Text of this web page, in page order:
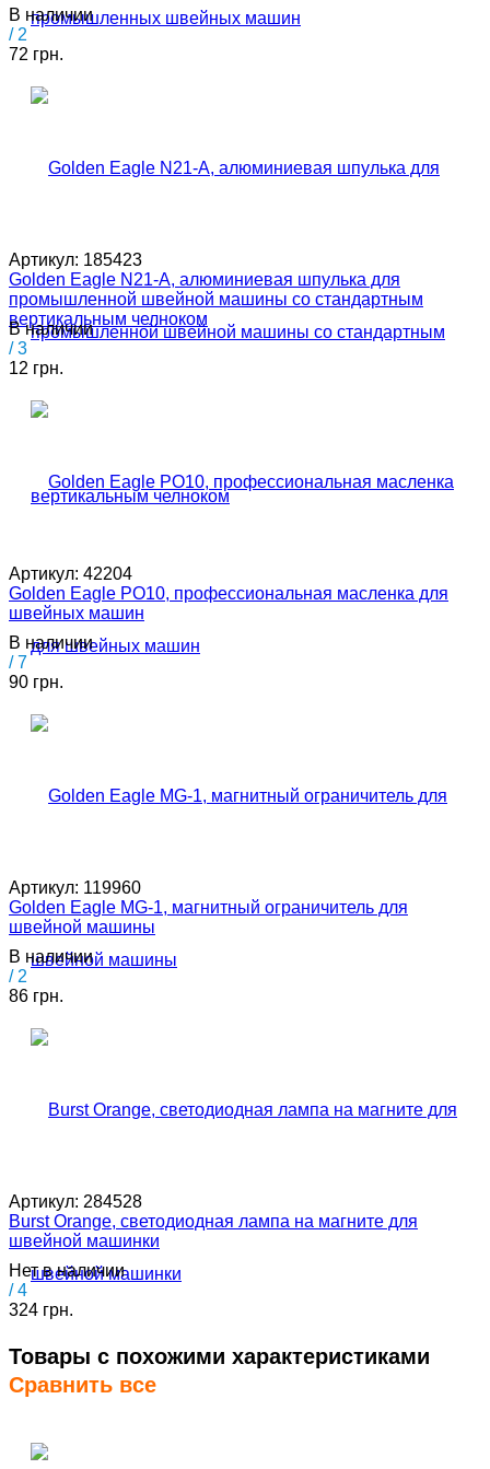
В наличии
/ 2
72 грн.
Артикул: 185423
Golden Eagle N21-A, алюминиевая шпулька для
промышленной швейной машины со стандартным
вертикальным челноком
В наличии
/ 3
12 грн.
Артикул: 42204
Golden Eagle PO10, профессиональная масленка для
швейных машин
В наличии
/ 7
90 грн.
Артикул: 119960
Golden Eagle MG-1, магнитный ограничитель для
швейной машины
В наличии
/ 2
86 грн.
Артикул: 284528
Burst Orange, светодиодная лампа на магните для
швейной машинки
Нет в наличии
/ 4
324 грн.
Товары с похожими характеристиками
Сравнить все